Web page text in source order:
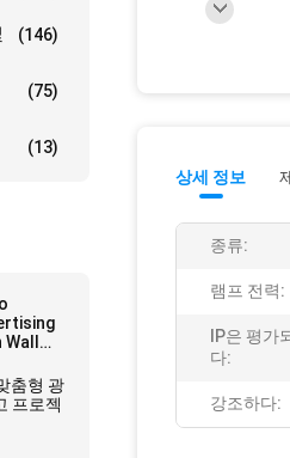
(146)
(75)
(13)
춤형 광
프로젝
상세 정보
종류:
램프 전력:
IP은 평가
다:
강조하다: